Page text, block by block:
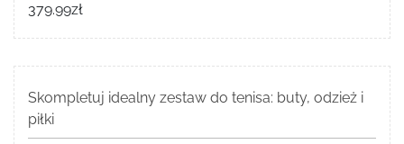
379.99zł
Skompletuj idealny zestaw do tenisa: buty, odzież i
piłki